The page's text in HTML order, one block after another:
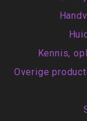
Kennis,
Overige